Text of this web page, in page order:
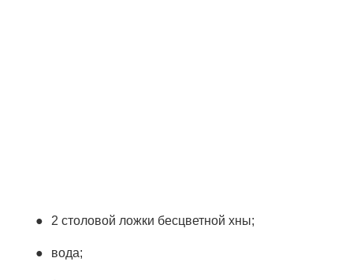
2 столовой ложки бесцветной хны;
вода;